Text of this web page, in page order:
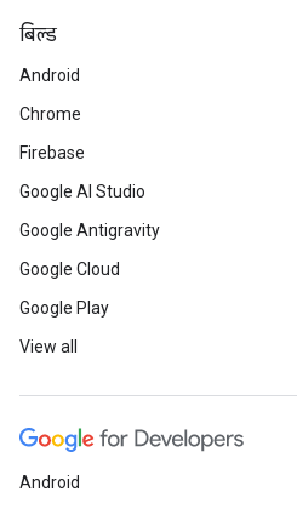
बिल्ड
Android
Chrome
Firebase
Google AI Studio
Google Antigravity
Google Cloud
Google Play
View all
Android